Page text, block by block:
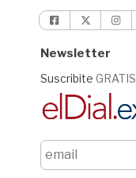
Newsletter
Suscribite GRATIS